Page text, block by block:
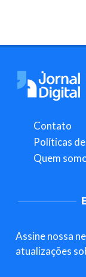
Contato
Políticas
Quem
Assine nossa
atualizações